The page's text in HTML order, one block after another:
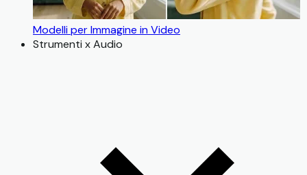
Modelli per Immagine in Video
Strumenti x Audio